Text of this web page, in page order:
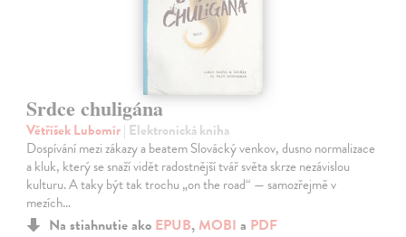
Srdce chuligána
Větříšek Lubomír| Elektronická kniha
Dospívání mezi zákazy a beatem Slovácký venkov, dusno normalizace
a kluk, který se snaží vidět radostnější tvář světa skrze nezávislou
kulturu. A taky být tak trochu „on the road“ — samozřejmě v
mezích…
Na stiahnutie ako EPUB, MOBI a PDF